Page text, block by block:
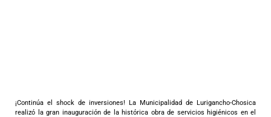
¡Continúa el shock de inversiones! La Municipalidad de Lurigancho-Chosica
realizó la gran inauguración de la histórica obra de servicios higiénicos en el